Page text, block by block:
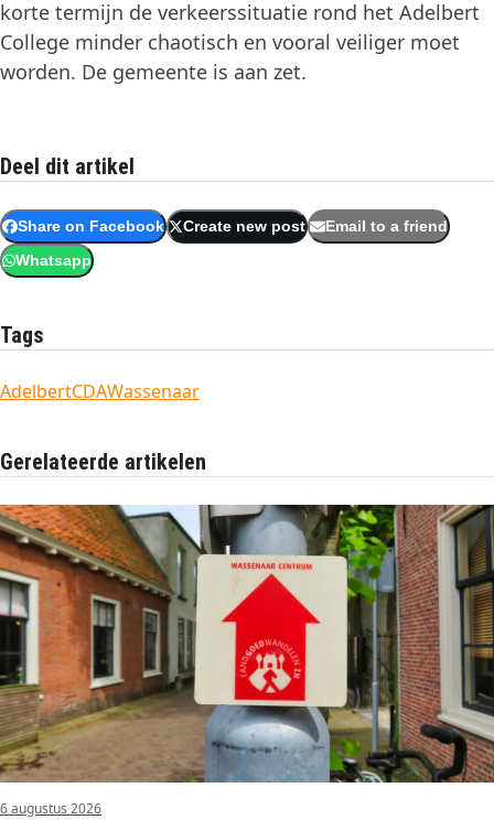
korte termijn de verkeerssituatie rond het Adelbert
College minder chaotisch en vooral veiliger moet
worden. De gemeente is aan zet.
Deel dit artikel
Share on Facebook Create new post Email to a friend
Whatsapp
Tags
AdelbertCDAWassenaar
Gerelateerde artikelen
6 augustus 2026